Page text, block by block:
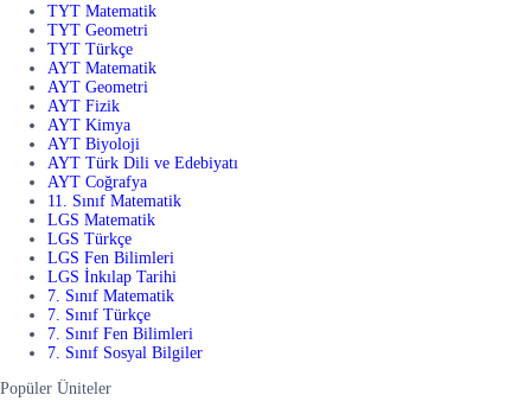
TYT Matematik
TYT Geometri
TYT Türkçe
AYT Matematik
AYT Geometri
AYT Fizik
AYT Kimya
AYT Biyoloji
AYT Türk Dili ve Edebiyatı
AYT Coğrafya
11. Sınıf Matematik
LGS Matematik
LGS Türkçe
LGS Fen Bilimleri
LGS İnkılap Tarihi
7. Sınıf Matematik
7. Sınıf Türkçe
7. Sınıf Fen Bilimleri
7. Sınıf Sosyal Bilgiler
Popüler Üniteler